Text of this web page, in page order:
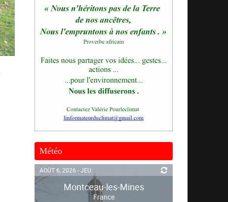
Météo
AOÛT 6, 2026 - JEU.
Montceau-les-Mines
France